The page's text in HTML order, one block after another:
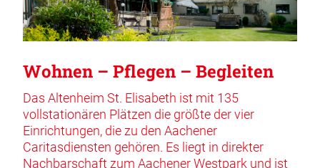
Wohnen – Pflegen – Begleiten
Das Altenheim St. Elisabeth ist mit 135
vollstationären Plätzen die größte der vier
Einrichtungen, die zu den Aachener
Caritasdiensten gehören. Es liegt in direkter
Nachbarschaft zum Aachener Westpark und ist